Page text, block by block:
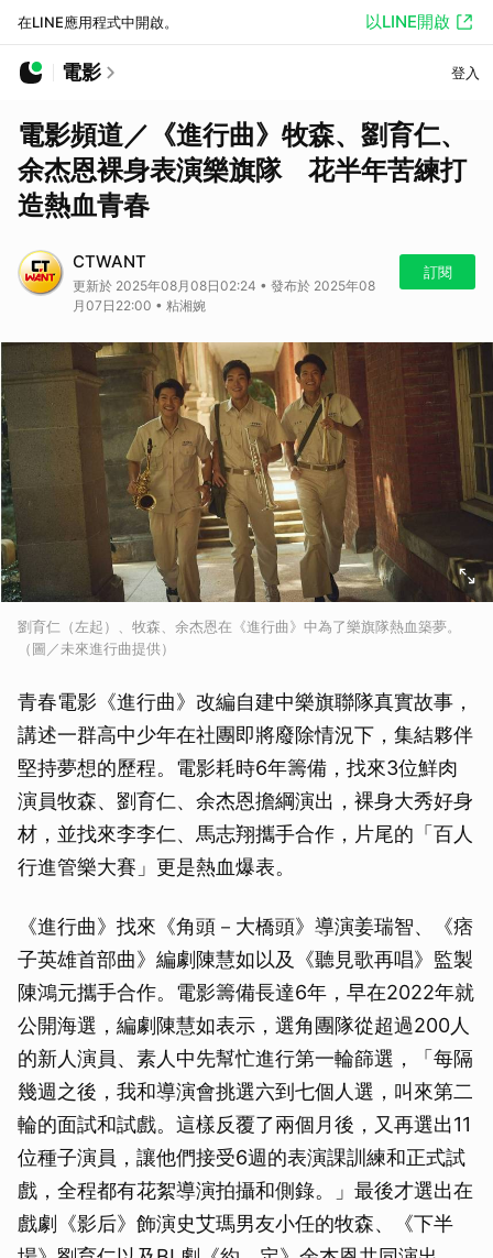
在LINE應用程式中開啟。 以LINE開啟
電影 登入
電影頻道／《進行曲》牧森、劉育仁、
余杰恩裸身表演樂旗隊 花半年苦練打
造熱血青春
CTWANT
更新於 2025年08月08日02:24 • 發布於 2025年08
月07日22:00 • 粘湘婉
訂閱
劉育仁（左起）、牧森、余杰恩在《進行曲》中為了樂旗隊熱血築夢。
（圖／未來進行曲提供）
青春電影《進行曲》改編自建中樂旗聯隊真實故事，
講述一群高中少年在社團即將廢除情況下，集結夥伴
堅持夢想的歷程。電影耗時6年籌備，找來3位鮮肉
演員牧森、劉育仁、余杰恩擔綱演出，裸身大秀好身
材，並找來李李仁、馬志翔攜手合作，片尾的「百人
行進管樂大賽」更是熱血爆表。
《進行曲》找來《角頭－大橋頭》導演姜瑞智、《痞
子英雄首部曲》編劇陳慧如以及《聽見歌再唱》監製
陳鴻元攜手合作。電影籌備長達6年，早在2022年就
公開海選，編劇陳慧如表示，選角團隊從超過200人
的新人演員、素人中先幫忙進行第一輪篩選，「每隔
幾週之後，我和導演會挑選六到七個人選，叫來第二
輪的面試和試戲。這樣反覆了兩個月後，又再選出11
位種子演員，讓他們接受6週的表演課訓練和正式試
戲，全程都有花絮導演拍攝和側錄。」最後才選出在
戲劇《影后》飾演史艾瑪男友小任的牧森、《下半